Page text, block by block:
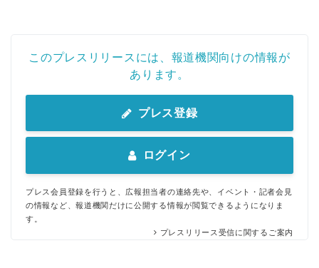
このプレスリリースには、報道機関向けの情報が
あります。
プレス登録
ログイン
プレス会員登録を行うと、広報担当者の連絡先や、イベント・記者会見
の情報など、報道機関だけに公開する情報が閲覧できるようになりま
す。
プレスリリース受信に関するご案内